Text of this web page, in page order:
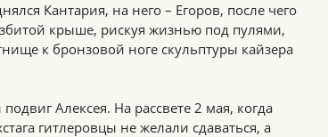
Кантария, на него – Егоров, после чего
крыше, рискуя жизнью под пулями,
к бронзовой ноге скульптуры кайзера
Алексея. На рассвете 2 мая, когда
гитлеровцы не желали сдаваться, а